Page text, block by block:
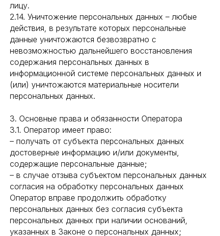
лицу.
2.14. Уничтожение персональных данных – любые
действия, в результате которых персональные
данные уничтожаются безвозвратно с
невозможностью дальнейшего восстановления
содержания персональных данных в
информационной системе персональных данных и
(или) уничтожаются материальные носители
персональных данных.
3. Основные права и обязанности Оператора
3.1. Оператор имеет право:
– получать от субъекта персональных данных
достоверные информацию и/или документы,
содержащие персональные данные;
– в случае отзыва субъектом персональных данных
согласия на обработку персональных данных
Оператор вправе продолжить обработку
персональных данных без согласия субъекта
персональных данных при наличии оснований,
указанных в Законе о персональных данных;